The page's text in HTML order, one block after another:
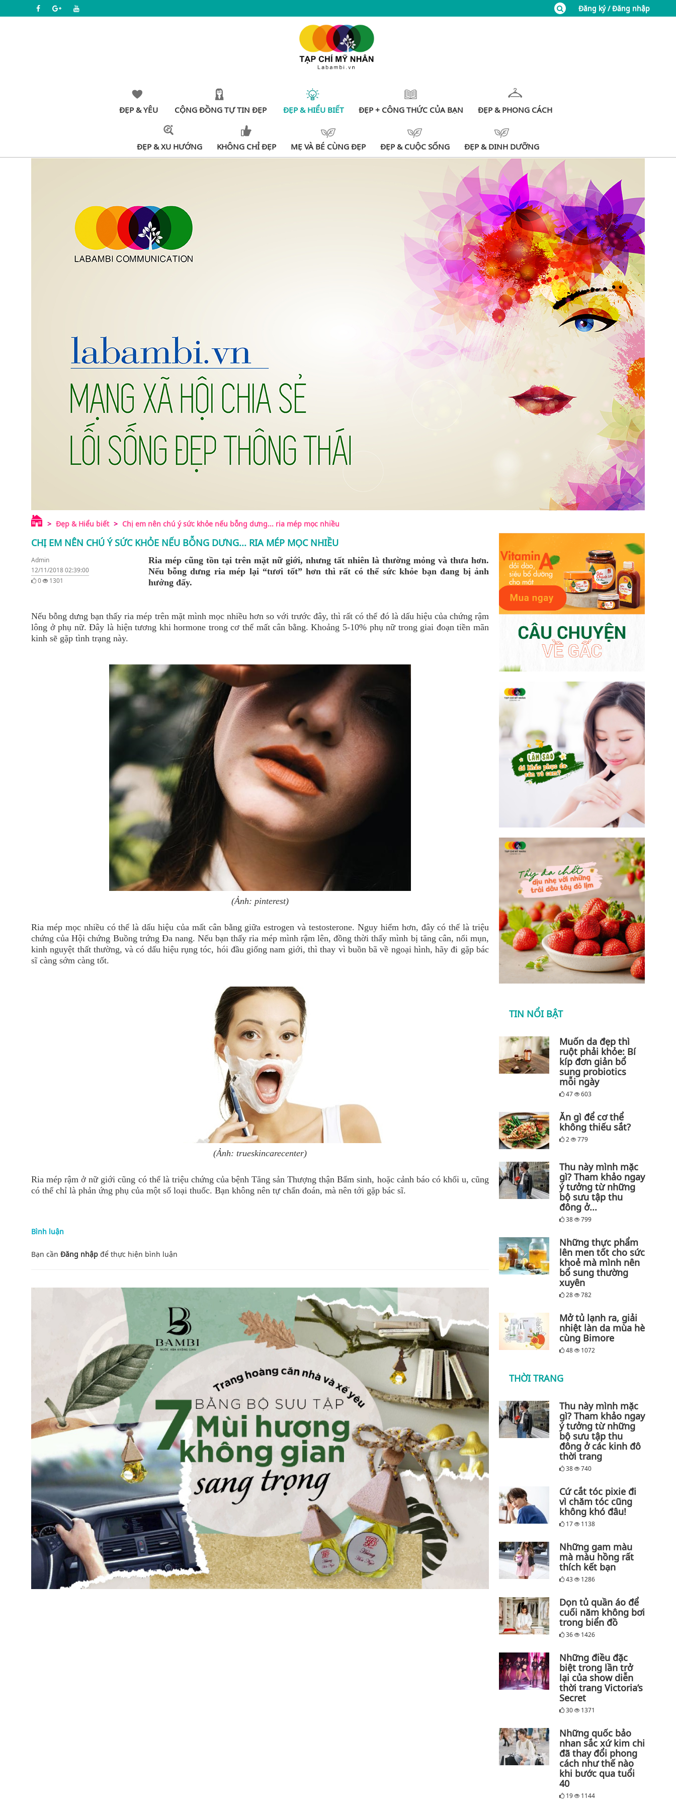
Đăng ký / Đăng nhập
ĐẸP & YÊU CỘNG ĐỒNG TỰ TIN ĐẸP ĐẸP & HIỂU BIẾT ĐẸP + CÔNG THỨC CỦA BẠN ĐẸP & PHONG CÁCH
ĐẸP & XU HƯỚNG KHÔNG CHỈ ĐẸP MẸ VÀ BÉ CÙNG ĐẸP ĐẸP & CUỘC SỐNG ĐẸP & DINH DƯỠNG
Đẹp & Hiểu biết Chị em nên chú ý sức khỏe nếu bỗng dưng... ria mép mọc nhiều
CHỊ EM NÊN CHÚ Ý SỨC KHỎE NẾU BỖNG DƯNG... RIA MÉP MỌC NHIỀU
Admin
12/11/2018 02:39:00
0
1301
Ria mép cũng tồn tại trên mặt nữ giới, nhưng tất nhiên là thường mỏng và thưa hơn.
Nếu bỗng dưng ria mép lại “tươi tốt” hơn thì rất có thể sức khỏe bạn đang bị ảnh
hưởng đấy.
Nếu bỗng dưng bạn thấy ria mép trên mặt mình mọc nhiều hơn so với trước đây, thì rất có thể đó là dấu hiệu của chứng rậm
lông ở phụ nữ. Đây là hiện tương khi hormone trong cơ thể mất cân bằng. Khoảng 5-10% phụ nữ trong giai đoạn tiền mãn
kinh sẽ gặp tình trạng này.
(Ảnh: pinterest)
Ria mép mọc nhiều có thể là dấu hiệu của mất cân bằng giữa estrogen và testosterone. Nguy hiểm hơn, đây có thể là triệu
chứng của Hội chứng Buồng trứng Đa nang. Nếu bạn thấy ria mép mình rậm lên, đồng thời thấy mình bị tăng cân, nổi mụn,
kinh nguyệt thất thường, và có dấu hiệu rụng tóc, hói đầu giống nam giới, thì thay vì buồn bã về ngoại hình, hãy đi gặp bác
sĩ càng sớm càng tốt.
(Ảnh: trueskincarecenter)
Ria mép rậm ở nữ giới cũng có thể là triệu chứng của bệnh Tăng sản Thượng thận Bẩm sinh, hoặc cảnh báo có khối u, cũng
có thể chỉ là phản ứng phụ của một số loại thuốc. Bạn không nên tự chẩn đoán, mà nên tới gặp bác sĩ.
Bình luận
Bạn cần Đăng nhập để thực hiện bình luận
TIN NỔI BẬT
Muốn da đẹp thì
ruột phải khỏe: Bí
kíp đơn giản bổ
sung probiotics
mỗi ngày
47 603
Ăn gì để cơ thể
không thiếu sắt?
2 779
Thu này mình mặc
gì? Tham khảo ngay
ý tưởng từ những
bộ sưu tập thu
đông ở...
38 799
Những thực phẩm
lên men tốt cho sức
khoẻ mà mình nên
bổ sung thường
xuyên
28 782
Mở tủ lạnh ra, giải
nhiệt làn da mùa hè
cùng Bimore
48 1072
THỜI TRANG
Thu này mình mặc
gì? Tham khảo ngay
ý tưởng từ những
bộ sưu tập thu
đông ở các kinh đô
thời trang
38 740
Cứ cắt tóc pixie đi
vì chăm tóc cũng
không khó đâu!
17 1138
Những gam màu
mà màu hồng rất
thích kết bạn
43 1286
Dọn tủ quần áo để
cuối năm không bơi
trong biển đồ
36 1426
Những điều đặc
biệt trong lần trở
lại của show diễn
thời trang Victoria’s
Secret
30 1371
Những quốc bảo
nhan sắc xứ kim chi
đã thay đổi phong
cách như thế nào
khi bước qua tuổi
40
19 1144